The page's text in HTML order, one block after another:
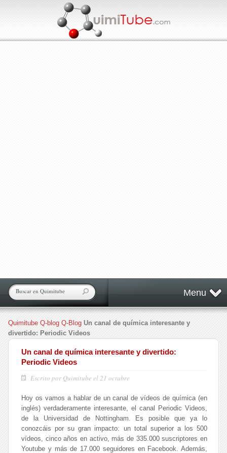
Menu
Quimitube Q-blog Q-Blog Un canal de química interesante y
divertido: Periodic Videos
Un canal de química interesante y divertido:
Periodic Videos
Escrito por Quimitube el 21 octubre
Hoy os vamos a hablar de un canal de vídeos de química (en
inglés) verdaderamente interesante, el canal Periodic Videos,
de la Universidad de Nottingham. Es posible que ya lo
conozcáis por su gran impacto: un total superior a los 500
vídeos, cinco años en activo, más de 335.000 suscriptores en
Youtube y más de 17.000 seguidores en Facebook. Además,